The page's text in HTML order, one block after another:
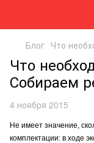
Блог Что
Что
Собираем
4 ноября 2015
Не имеет значение,
комплектации: в ходе